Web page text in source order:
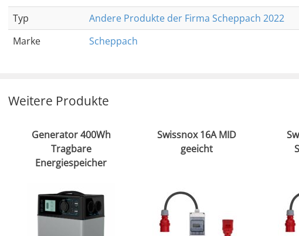
Typ
Andere Produkte der Firma Scheppach 2022
Marke
Scheppach
Weitere Produkte
Generator 400Wh
Tragbare
Energiespeicher
Swissnox 16A MID
geeicht